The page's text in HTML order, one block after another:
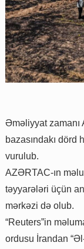
Əməliyyat zamanı
bazasındakı dörd
vurulub.
AZƏRTAC-ın
təyyarələri üçün
mərkəzi də olub.
“Reuters”in
ordusu İrandan